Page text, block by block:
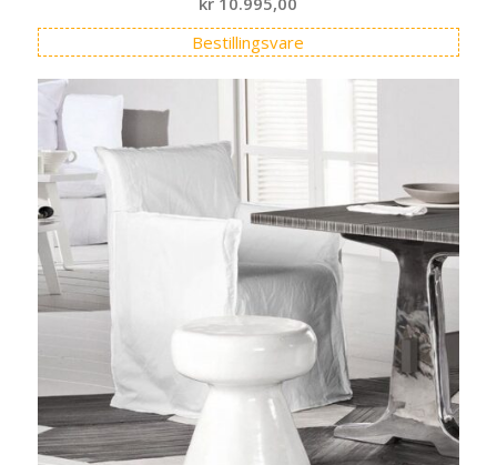
Bestillingsvare